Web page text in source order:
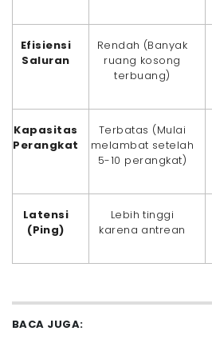
Efisiensi
Saluran
Rendah (Banyak
ruang kosong
terbuang)
Kapasitas
Perangkat
Terbatas (Mulai
melambat setelah
5-10 perangkat)
Latensi
(Ping)
Lebih tinggi
karena antrean
BACA JUGA: